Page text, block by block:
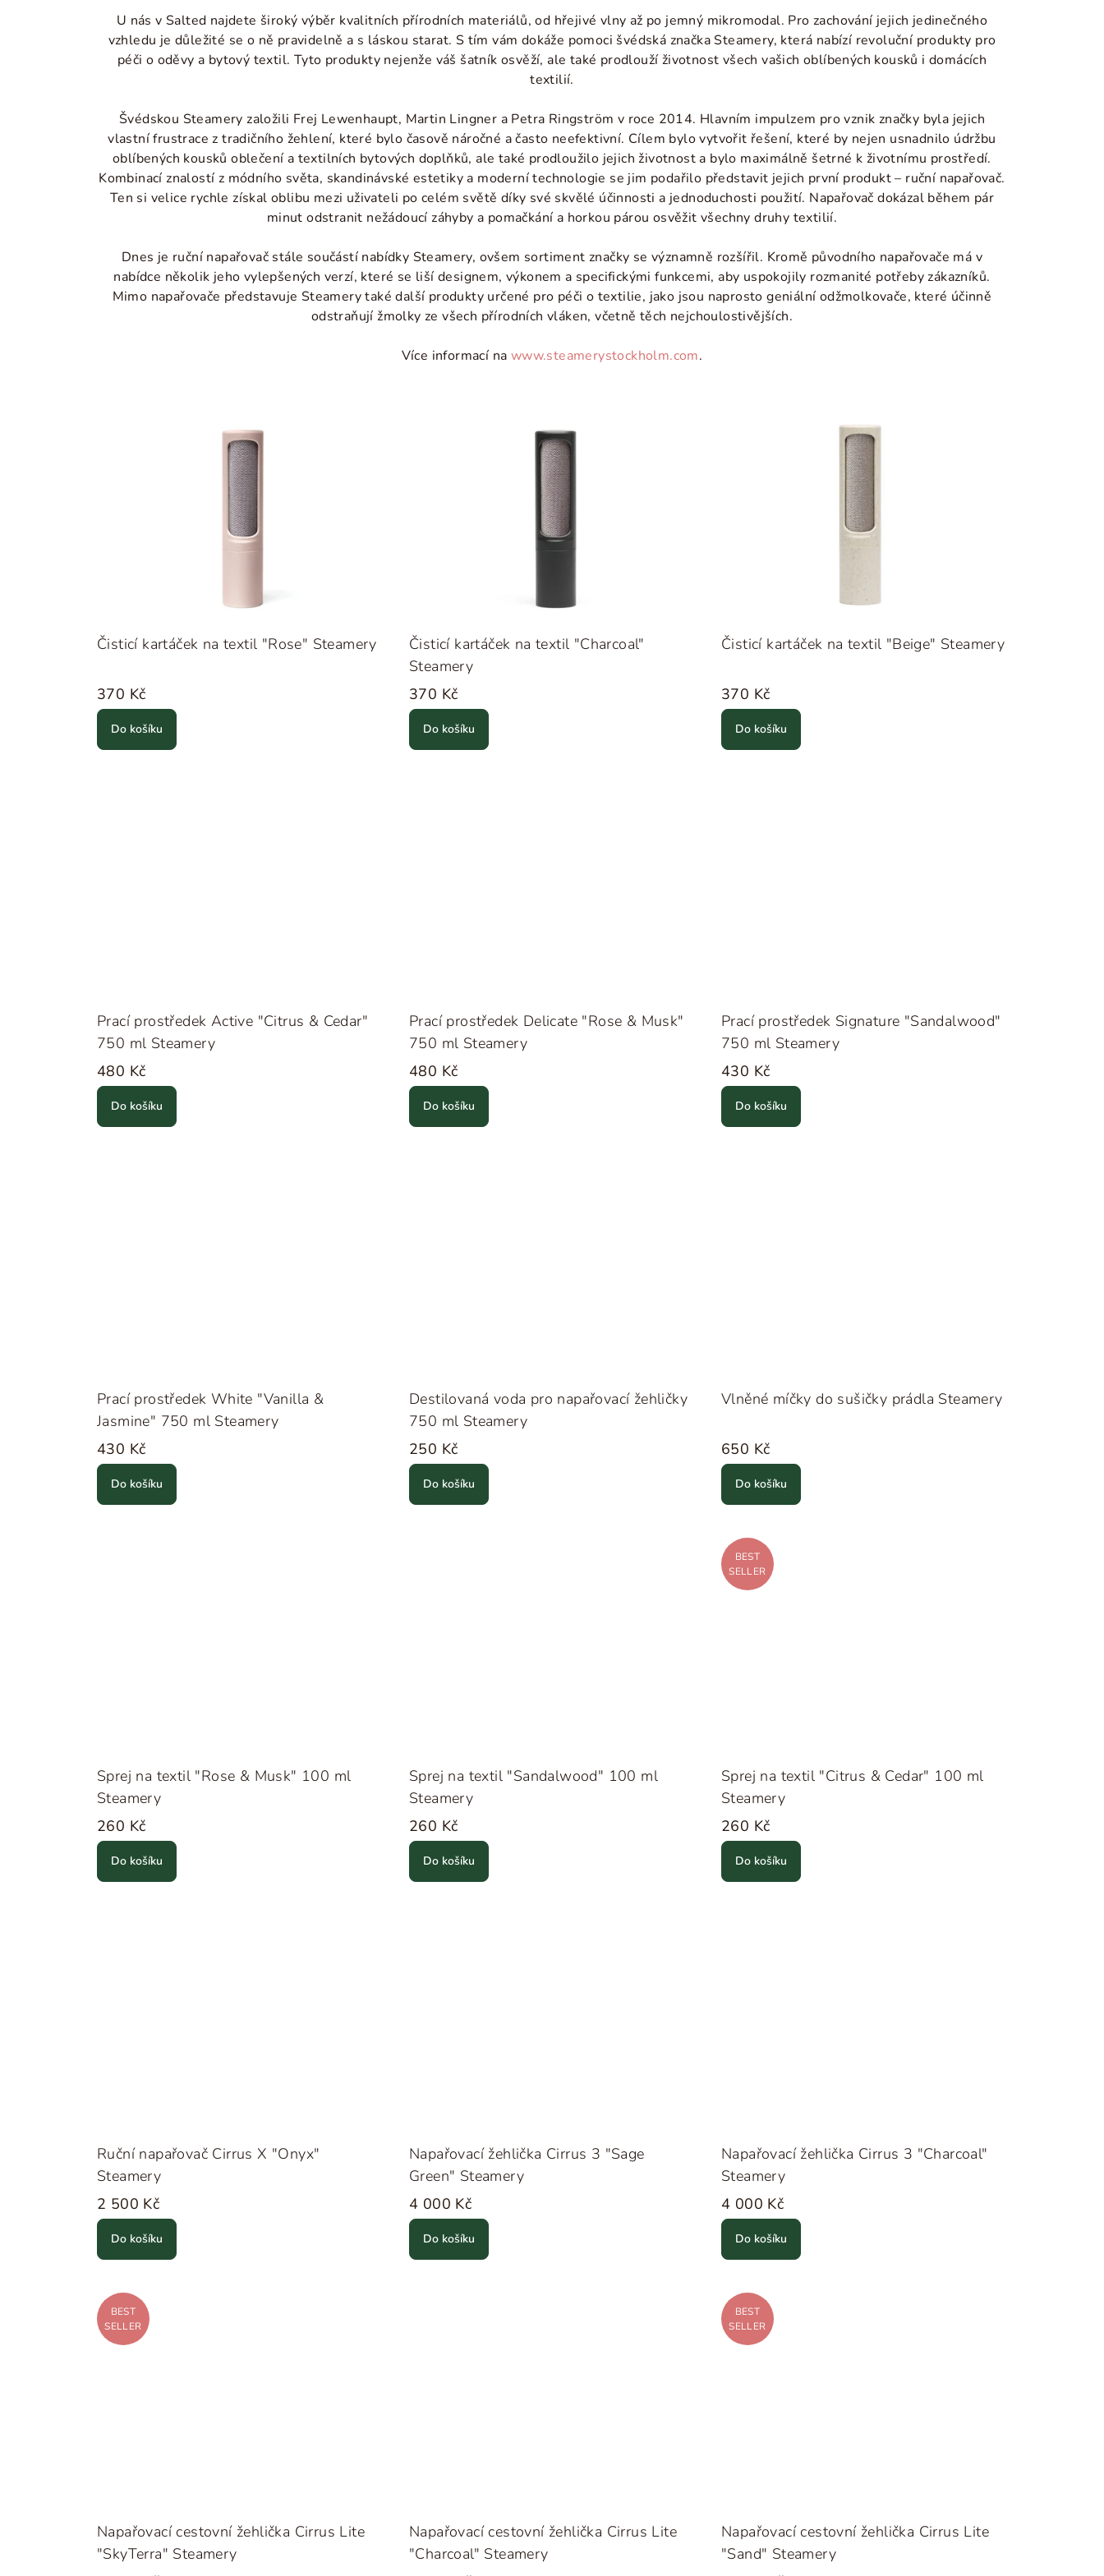
U nás v Salted najdete široký výběr kvalitních přírodních materiálů, od hřejivé vlny až po jemný mikromodal. Pro zachování jejich jedinečného
vzhledu je důležité se o ně pravidelně a s láskou starat. S tím vám dokáže pomoci švédská značka Steamery, která nabízí revoluční produkty pro
péči o oděvy a bytový textil. Tyto produkty nejenže váš šatník osvěží, ale také prodlouží životnost všech vašich oblíbených kousků i domácích
textilií.
Švédskou Steamery založili Frej Lewenhaupt, Martin Lingner a Petra Ringström v roce 2014. Hlavním impulzem pro vznik značky byla jejich
vlastní frustrace z tradičního žehlení, které bylo časově náročné a často neefektivní. Cílem bylo vytvořit řešení, které by nejen usnadnilo údržbu
oblíbených kousků oblečení a textilních bytových doplňků, ale také prodloužilo jejich životnost a bylo maximálně šetrné k životnímu prostředí.
Kombinací znalostí z módního světa, skandinávské estetiky a moderní technologie se jim podařilo představit jejich první produkt – ruční napařovač.
Ten si velice rychle získal oblibu mezi uživateli po celém světě díky své skvělé účinnosti a jednoduchosti použití. Napařovač dokázal během pár
minut odstranit nežádoucí záhyby a pomačkání a horkou párou osvěžit všechny druhy textilií.
Dnes je ruční napařovač stále součástí nabídky Steamery, ovšem sortiment značky se významně rozšířil. Kromě původního napařovače má v
nabídce několik jeho vylepšených verzí, které se liší designem, výkonem a specifickými funkcemi, aby uspokojily rozmanité potřeby zákazníků.
Mimo napařovače představuje Steamery také další produkty určené pro péči o textilie, jako jsou naprosto geniální odžmolkovače, které účinně
odstraňují žmolky ze všech přírodních vláken, včetně těch nejchoulostivějších.
Více informací na www.steamerystockholm.com.
d
u
k
t
Čisticí kartáček na textil "Rose" Steamery
370 Kč
Do košíku
Čisticí kartáček na textil "Charcoal"
Steamery
370 Kč
Do košíku
Čisticí kartáček na textil "Beige" Steamery
370 Kč
Do košíku
Prací prostředek Active "Citrus & Cedar"
750 ml Steamery
480 Kč
Do košíku
Prací prostředek Delicate "Rose & Musk"
750 ml Steamery
480 Kč
Do košíku
Prací prostředek Signature "Sandalwood"
750 ml Steamery
430 Kč
Do košíku
Prací prostředek White "Vanilla &
Jasmine" 750 ml Steamery
430 Kč
Do košíku
Destilovaná voda pro napařovací žehličky
750 ml Steamery
250 Kč
Do košíku
Vlněné míčky do sušičky prádla Steamery
650 Kč
Do košíku
Sprej na textil "Rose & Musk" 100 ml
Steamery
260 Kč
Do košíku
Sprej na textil "Sandalwood" 100 ml
Steamery
260 Kč
Do košíku
BEST
SELLER
Sprej na textil "Citrus & Cedar" 100 ml
Steamery
260 Kč
Do košíku
Ruční napařovač Cirrus X "Onyx"
Steamery
2 500 Kč
Do košíku
Napařovací žehlička Cirrus 3 "Sage
Green" Steamery
4 000 Kč
Do košíku
Napařovací žehlička Cirrus 3 "Charcoal"
Steamery
4 000 Kč
Do košíku
BEST
SELLER
Napařovací cestovní žehlička Cirrus Lite
"SkyTerra" Steamery
Napařovací cestovní žehlička Cirrus Lite
"Charcoal" Steamery
BEST
SELLER
Napařovací cestovní žehlička Cirrus Lite
"Sand" Steamery